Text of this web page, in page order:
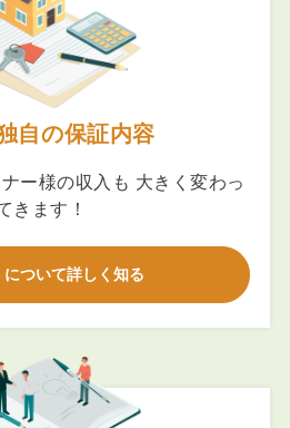
自の保証内容
ー様の収入も 大きく変わっ
きます！
ついて詳しく知る